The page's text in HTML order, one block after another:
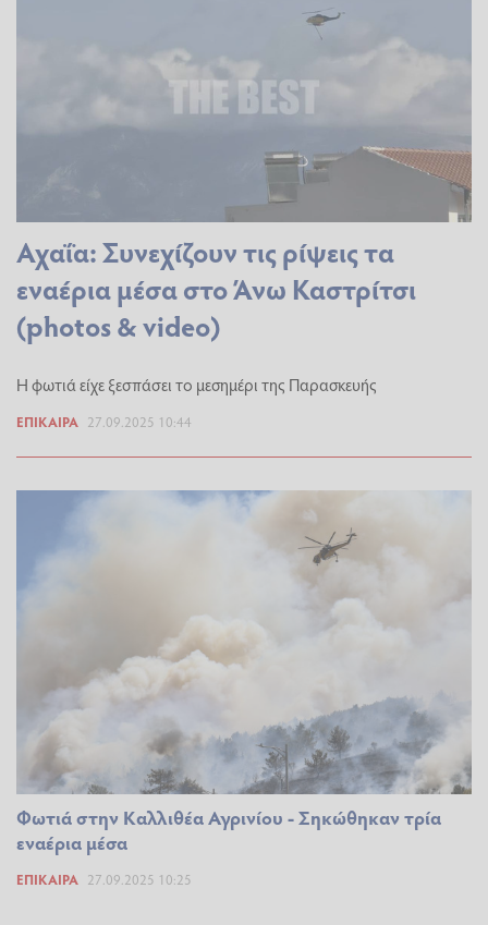
Αχαΐα: Συνεχίζουν τις ρίψεις τα
εναέρια μέσα στο Άνω Καστρίτσι
(photos & video)
Η φωτιά είχε ξεσπάσει το μεσημέρι της Παρασκευής
ΕΠΊΚΑΙΡΑ 27.09.2025 10:44
Φωτιά στην Καλλιθέα Αγρινίου - Σηκώθηκαν τρία
εναέρια μέσα
ΕΠΊΚΑΙΡΑ 27.09.2025 10:25